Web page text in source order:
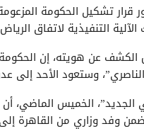
بعد 9 أيام من صدور قرار تشكيل
التنفيذية لاتفاق
الكشف عن هويته، إن
وستعود الأحد إلى
الخميس الماضي،
وفد وزاري من القاهرة